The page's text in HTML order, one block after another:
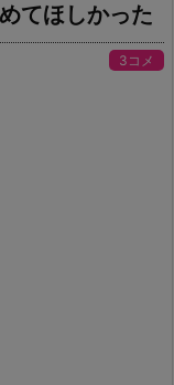
てほしかった
3コメ